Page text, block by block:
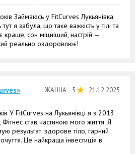
Займаюсь у FitCurves Лукьянівка
я забула, що таке важкість у тілі та
сон міцніший, настрій —
реально оздоровлює!
ЖАННА 5 21.12.2025
У FitCurves на Лукьянівці я з 2013
став частиною мого життя. Я
результат: здорове тіло, гарний
Це найкраща інвестиція в